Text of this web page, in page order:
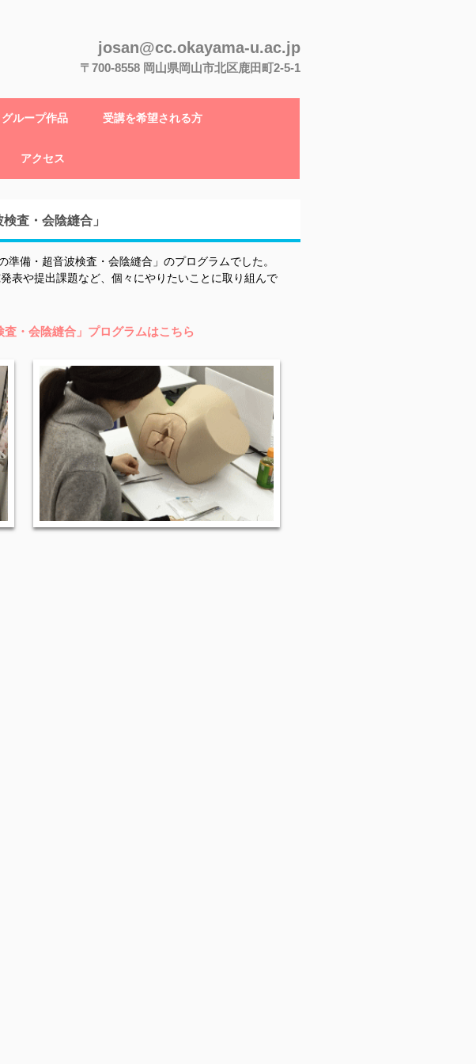
josan@cc.okayama-u.ac.jp
〒700-8558 岡山県岡山市北区鹿田町2-5-1
グループ作品 受講を希望される方
アクセス
査・会陰縫合」
備・超音波検査・会陰縫合」のプログラムでした。
表や提出課題など、個々にやりたいことに取り組んで
・会陰縫合」プログラムはこちら